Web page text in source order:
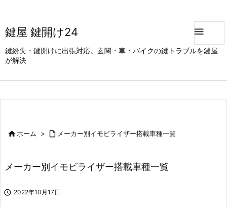
鍵屋 鍵開け24
鍵紛失・鍵開けに出張対応。玄関・車・バイクの鍵トラブルを鍵屋
が解決

ホーム >  メーカー別イモビライザー搭載車種一覧
メーカー別イモビライザー搭載車種一覧
 2022年10月17日